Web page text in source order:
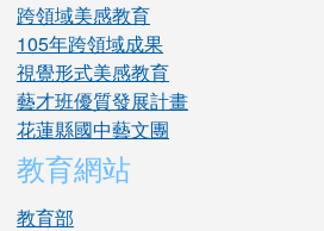
跨領域美感教育
105年跨領域成果
視覺形式美感教育
藝才班優質發展計畫
花蓮縣國中藝文團
教育網站
教育部